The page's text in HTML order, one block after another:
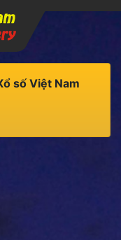
số Việt Nam